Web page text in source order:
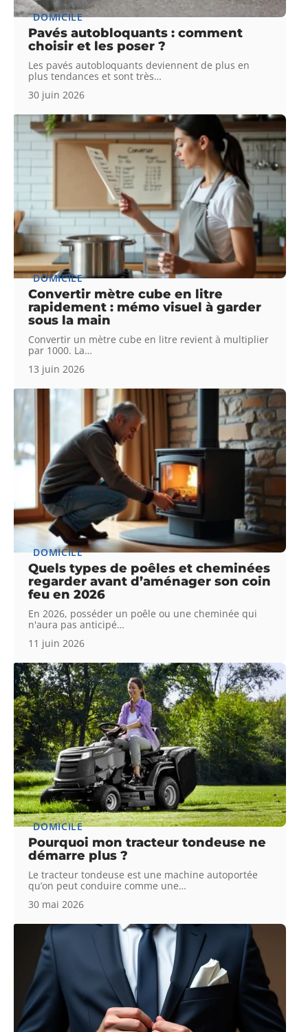
DOMICILE
Pavés autobloquants : comment
choisir et les poser ?
Les pavés autobloquants deviennent de plus en
plus tendances et sont très…
30 juin 2026
DOMICILE
Convertir mètre cube en litre
rapidement : mémo visuel à garder
sous la main
Convertir un mètre cube en litre revient à multiplier
par 1000. La…
13 juin 2026
DOMICILE
Quels types de poêles et cheminées
regarder avant d’aménager son coin
feu en 2026
En 2026, posséder un poêle ou une cheminée qui
n'aura pas anticipé…
11 juin 2026
DOMICILE
Pourquoi mon tracteur tondeuse ne
démarre plus ?
Le tracteur tondeuse est une machine autoportée
qu’on peut conduire comme une…
30 mai 2026